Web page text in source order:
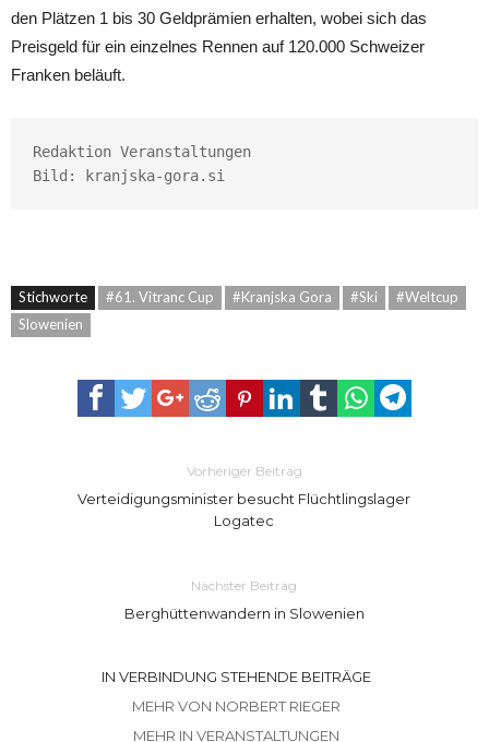
den Plätzen 1 bis 30 Geldprämien erhalten, wobei sich das
Preisgeld für ein einzelnes Rennen auf 120.000 Schweizer
Franken beläuft.
Redaktion Veranstaltungen
Bild: kranjska-gora.si
Stichworte #61. Vitranc Cup #Kranjska Gora #Ski
#Weltcup
Slowenien
Vorheriger Beitrag
Verteidigungsminister besucht Flüchtlingslager
Logatec
Nächster Beitrag
Berghüttenwandern in Slowenien
IN VERBINDUNG STEHENDE BEITRÄGE
MEHR VON NORBERT RIEGER
MEHR IN VERANSTALTUNGEN